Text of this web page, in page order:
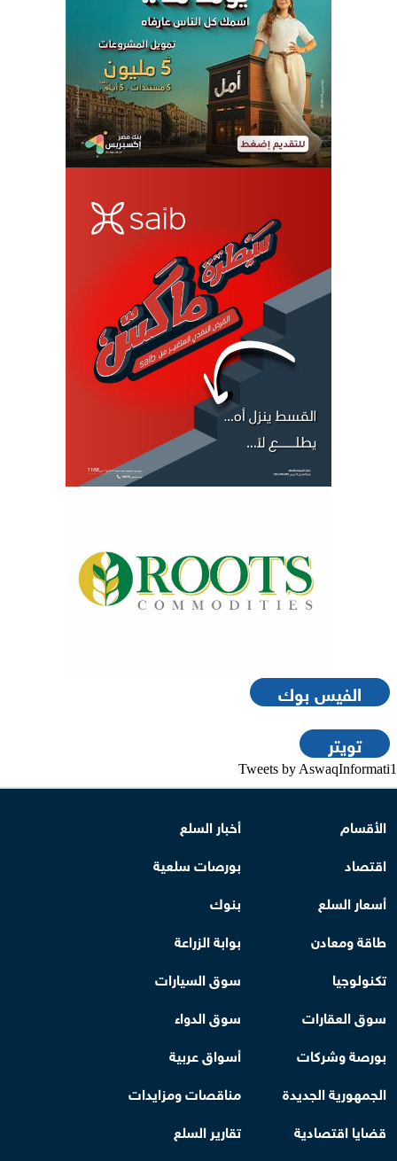
الفيس بوك
تويتر
Tweets by AswaqInformati1
الأقسام
أخبار السلع
اقتصاد
بورصات سلعية
أسعار السلع
بنوك
طاقة ومعادن
بوابة الزراعة
تكنولوجيا
سوق السيارات
سوق العقارات
سوق الدواء
بورصة وشركات
أسواق عربية
الجمهورية الجديدة
مناقصات ومزايدات
قضايا اقتصادية
تقارير السلع